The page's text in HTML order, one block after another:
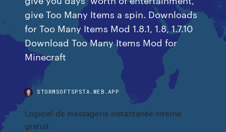
give Too Many Items a spin. Downloads
for Too Many Items Mod 1.8.1, 1.8, 1.7.10
Download Too Many Items Mod for
Minecraft
STORMSOFTSPSTA.WEB.APP
Logiciel de messagerie instantanée interne
gratuit